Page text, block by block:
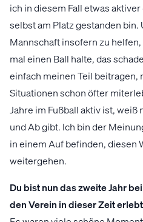
ich in diesem Fall etwas
selbst am Platz gestanden
Mannschaft insofern zu
mal einen Ball halte, das
einfach meinen Teil beitragen,
Situationen schon öfter
Jahre im Fußball aktiv ist,
und Ab gibt. Ich bin der
in einem Auf befinden, diesen
weitergehen.
Du bist nun das zweite Jahr
den Verein in dieser Zeit